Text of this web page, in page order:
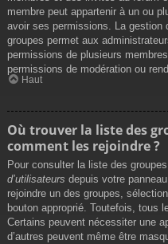
membre peut appartenir à un ou
avoir ses permissions. La gestion
groupes permet aux
permissions de plusieurs
permissions de modération ou
Haut
Où trouver la liste des
comment les rejoindre ?
Pour consulter la liste des
d’utilisateurs depuis votre
rejoindre un des groupes,
bouton approprié. Toutefois, tous
Certains peuvent nécessiter une
d’autres peuvent même être